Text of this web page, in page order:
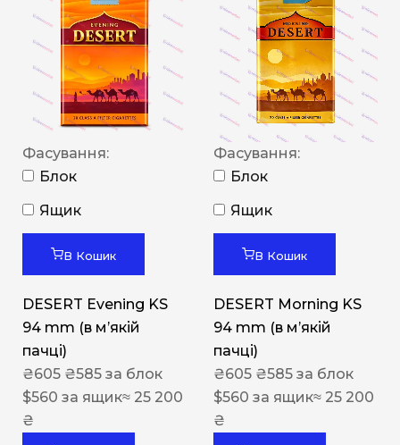
Фасування:
Блок
Ящик
В Кошик
DESERT Evening KS
94 mm (в мʼякій
пачці)
₴605 ₴585 за блок
$560 за ящик≈ 25 200
₴
Фасування:
Блок
Ящик
В Кошик
DESERT Morning KS
94 mm (в мʼякій
пачці)
₴605 ₴585 за блок
$560 за ящик≈ 25 200
₴